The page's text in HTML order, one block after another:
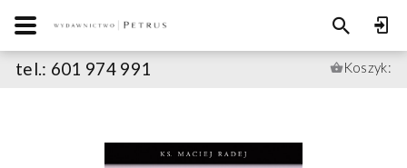
tel.: 601 974 991 Koszyk: